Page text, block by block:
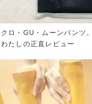
ロ・GU・ムーンパンツ
わたしの正直レビュー